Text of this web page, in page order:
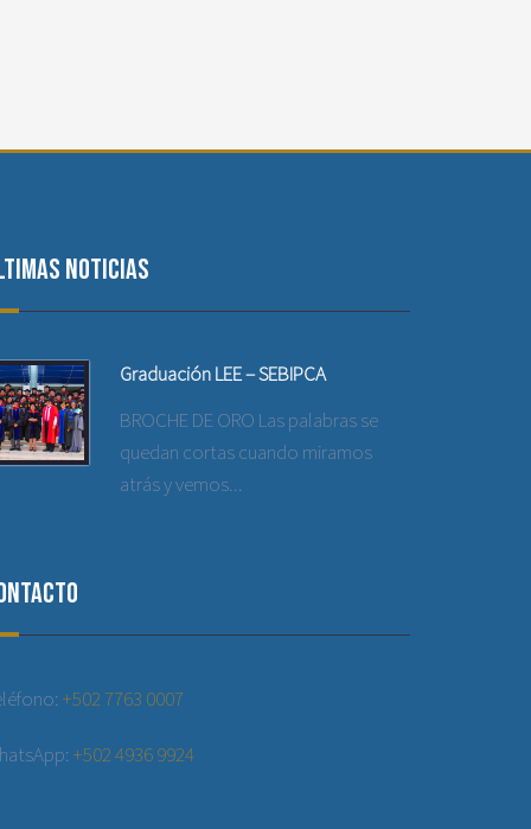
noticias
Graduación LEE – SEBIPCA
BROCHE DE ORO Las palabras se
quedan cortas cuando miramos
atrás y vemos...
+502 7763 0007
+502 4936 9924